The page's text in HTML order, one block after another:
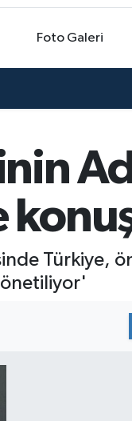
Foto Galeri
Türkiye,